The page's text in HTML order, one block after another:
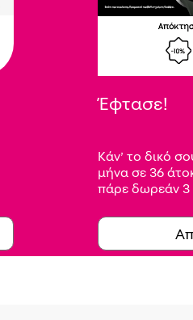
Έφτασε!
Κάν’ το δικό
μήνα σε 36
πάρε δωρεάν 3